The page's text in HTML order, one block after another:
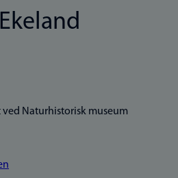
ved Naturhistorisk museum